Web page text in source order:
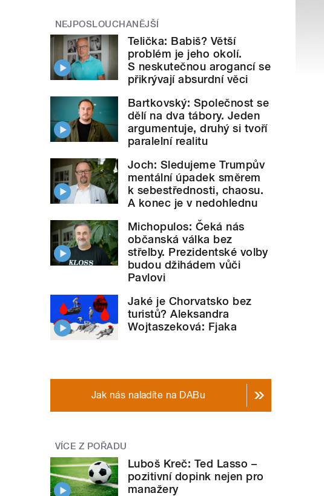
NEJPOSLOUCHANĚJŠÍ
Telička: Babiš? Větší
problém je jeho okolí.
S neskutečnou arogancí se
přikrývají absurdní věci
Bartkovský: Společnost se
dělí na dva tábory. Jeden
argumentuje, druhý si tvoří
paralelní realitu
Joch: Sledujeme Trumpův
mentální úpadek směrem
k sebestřednosti, chaosu.
A konec je v nedohlednu
Michopulos: Čeká nás
občanská válka bez
střelby. Prezidentské volby
budou džihádem vůči
Pavlovi
Jaké je Chorvatsko bez
turistů? Aleksandra
Wojtaszeková: Fjaka
Jak nás naladíte na DABu
VÍCE Z POŘADU
Luboš Kreč: Ted Lasso –
pozitivní dopink nejen pro
manažery